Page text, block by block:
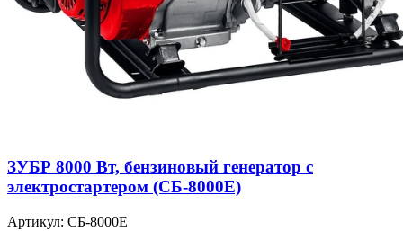
ЗУБР 8000 Вт, бензиновый генератор с
электростартером (СБ-8000Е)
Артикул: СБ-8000Е